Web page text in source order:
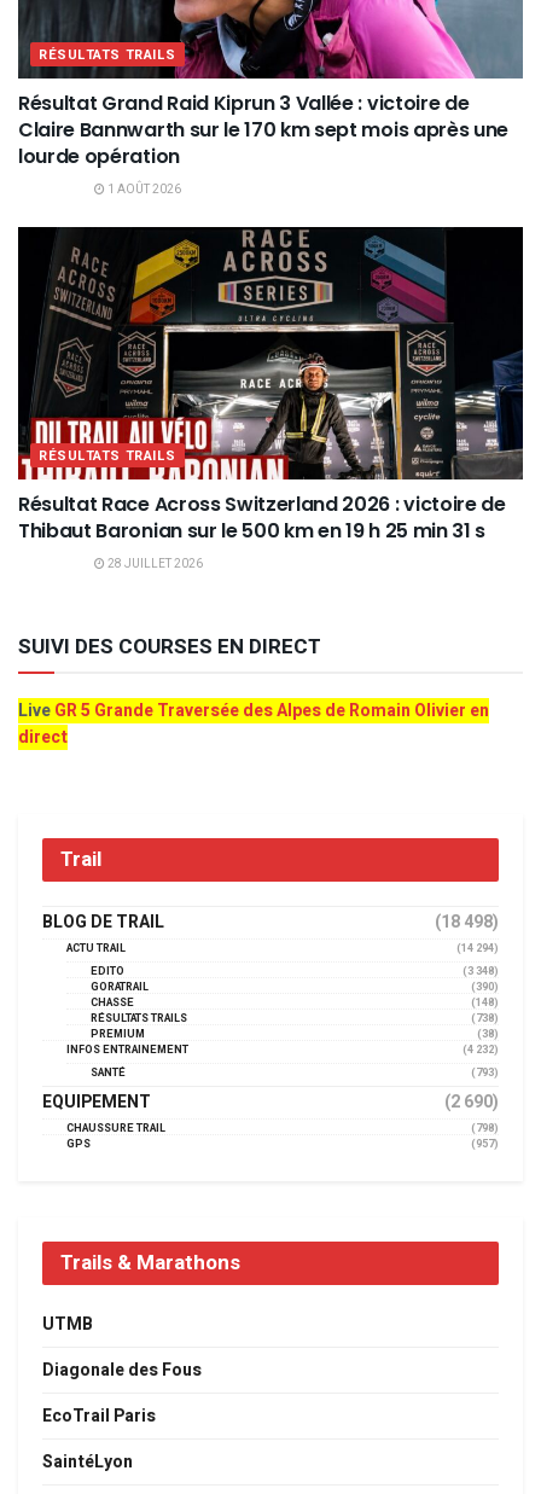
RÉSULTATS TRAILS
Résultat Grand Raid Kiprun 3 Vallée : victoire de
Claire Bannwarth sur le 170 km sept mois après une
lourde opération
1 AOÛT 2026
RÉSULTATS TRAILS
Résultat Race Across Switzerland 2026 : victoire de
Thibaut Baronian sur le 500 km en 19 h 25 min 31 s
28 JUILLET 2026
SUIVI DES COURSES EN DIRECT
LiveGR 5 Grande Traversée des Alpes de Romain Olivier en
direct
Trail
BLOG DE TRAIL (18 498)
ACTU TRAIL
(14 294)
EDITO
(3 348)
GORATRAIL
(390)
CHASSE
(148)
RÉSULTATS TRAILS
(738)
PREMIUM
(38)
INFOS ENTRAINEMENT
(4 232)
SANTÉ
(793)
EQUIPEMENT (2 690)
CHAUSSURE TRAIL
(798)
GPS
(957)
Trails & Marathons
UTMB
Diagonale des Fous
EcoTrail Paris
SaintéLyon